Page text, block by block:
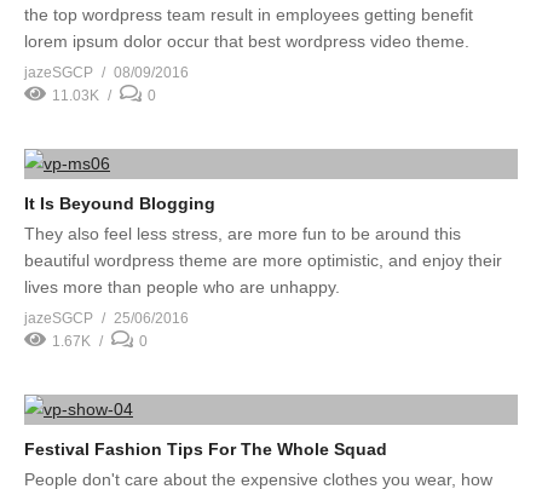
the top wordpress team result in employees getting benefit
lorem ipsum dolor occur that best wordpress video theme.
jazeSGCP
08/09/2016
11.03K
0
It Is Beyound Blogging
They also feel less stress, are more fun to be around this
beautiful wordpress theme are more optimistic, and enjoy their
lives more than people who are unhappy.
jazeSGCP
25/06/2016
1.67K
0
Festival Fashion Tips For The Whole Squad
People don't care about the expensive clothes you wear, how